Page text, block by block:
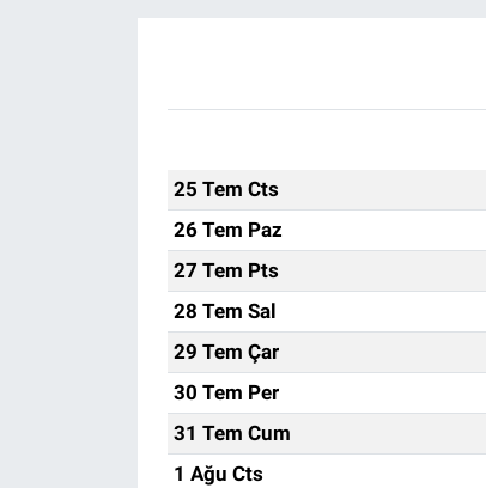
25 Tem Cts
26 Tem Paz
27 Tem Pts
28 Tem Sal
29 Tem Çar
30 Tem Per
31 Tem Cum
1 Ağu Cts